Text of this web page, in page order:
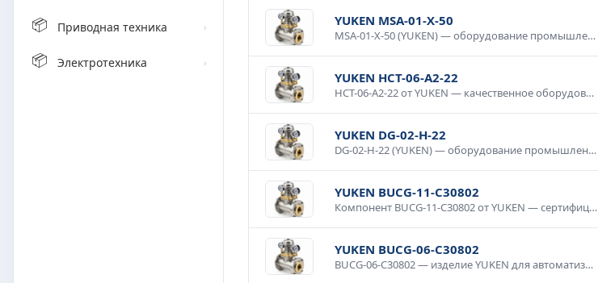
📦 Приводная техника ›
📦 Электротехника ›
YUKEN MSA-01-X-50
MSA-01-X-50 (YUKEN) — оборудование промышленного класса с гарантией качества. Надежная конструкция, продолжительный срок службы, соответствие международным стандартам. Используется в промышленной автоматике, системах диспетчеризации, производственном оборудовании. Доставка по России, консультация специалиста.
YUKEN HCT-06-A2-22
HCT-06-A2-22 от YUKEN — качественное оборудование для промышленных систем и технологических процессов. Надежная работа в широком диапазоне условий, простота интеграции, совместимость со стандартным оборудованием. Применяется в производственной автоматике, системах мониторинга и управления. Гарантия производителя, техническая поддержка.
YUKEN DG-02-H-22
DG-02-H-22 (YUKEN) — оборудование промышленного класса с гарантией качества. Надежная конструкция, продолжительный срок службы, соответствие международным стандартам. Используется в промышленной автоматике, системах диспетчеризации, производственном оборудовании. Доставка по России, консультация специалиста.
YUKEN BUCG-11-C30802
Компонент BUCG-11-C30802 от YUKEN — сертифицированное изделие для промышленного применения. Высокие технические характеристики, устойчивость к внешним воздействиям, надежность в эксплуатации. Применяется в автоматизированных системах, электротехнических установках, измерительных приборах. Соответствует требованиям промышленной безопасности.
YUKEN BUCG-06-C30802
BUCG-06-C30802 — изделие YUKEN для автоматизации и промышленной электроники. Качественное исполнение, стабильные параметры, долговечность. Используется в системах управления, контрольном оборудовании, промышленных комплексах. Проверено в условиях промышленной эксплуатации, рекомендовано для ответственных применений.